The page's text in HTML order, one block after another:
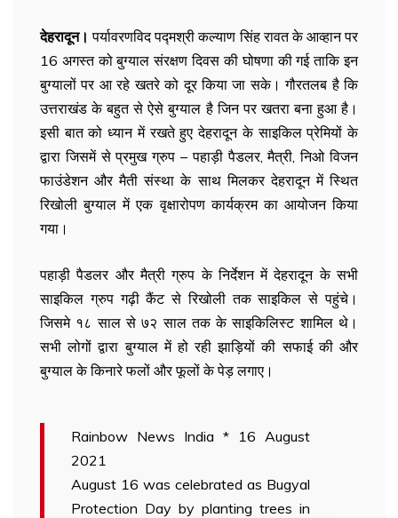
देहरादून। पर्यावरणविद पद्मश्री कल्याण सिंह रावत के आव्हान पर
16 अगस्त को बुग्याल संरक्षण दिवस की घोषणा की गई ताकि इन
बुग्यालों पर आ रहे खतरे को दूर किया जा सके। गौरतलब है कि
उत्तराखंड के बहुत से ऐसे बुग्याल है जिन पर खतरा बना हुआ है।
इसी बात को ध्यान में रखते हुए देहरादून के साइकिल प्रेमियों के
द्वारा जिसमें से प्रमुख ग्रुप – पहाड़ी पैडलर, मैत्री, निओ विजन
फाउंडेशन और मैती संस्था के साथ मिलकर देहरादून में स्थित
रिखोली बुग्याल में एक वृक्षारोपण कार्यक्रम का आयोजन किया
गया।
पहाड़ी पैडलर और मैत्री ग्रुप के निर्देशन में देहरादून के सभी
साइकिल ग्रुप गढ़ी कैंट से रिखोली तक साइकिल से पहुंचे।
जिसमे १८ साल से ७२ साल तक के साइकिलिस्ट शामिल थे।
सभी लोगों द्वारा बुग्याल में हो रही झाड़ियों की सफाई की और
बुग्याल के किनारे फलों और फूलों के पेड़ लगाए।
Rainbow News India * 16 August
2021
August 16 was celebrated as Bugyal
Protection Day by planting trees in